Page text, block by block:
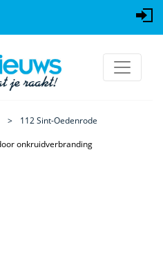
112 Sint-Oedenrode
onkruidverbranding